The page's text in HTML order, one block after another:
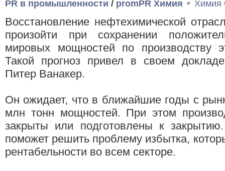
PR в промышленности / promPR Химия ■ Химия
Восстановление нефтехимической
произойти при сохранении
мировых мощностей по производству
Такой прогноз привел в своем
Питер Ванакер.
Он ожидает, что в ближайшие годы с
млн тонн мощностей. При этом
закрыты или подготовлены к
поможет решить проблему избытка,
рентабельности во всем секторе.